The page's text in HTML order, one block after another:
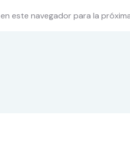
este navegador para la